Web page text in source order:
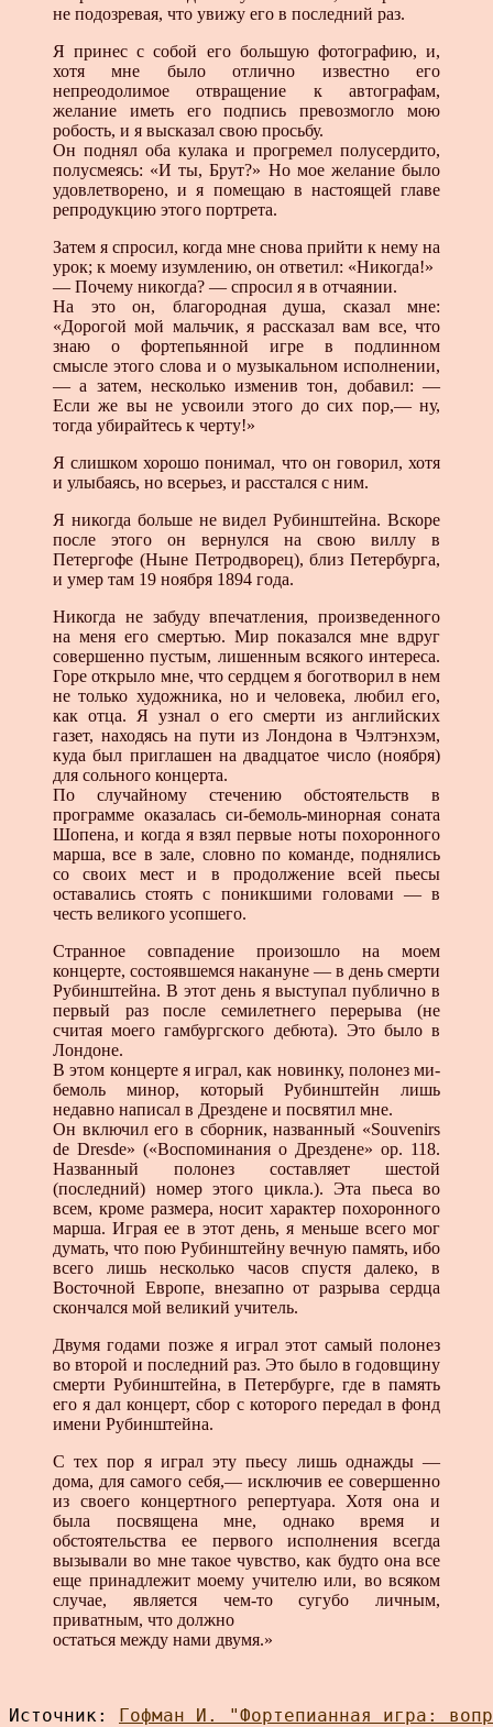
не подозревая, что увижу его в последний раз.
Я принес с собой его большую фотографию, и,
хотя мне было отлично известно его
непреодолимое отвращение к автографам,
желание иметь его подпись превозмогло мою
робость, и я высказал свою просьбу.
Он поднял оба кулака и прогремел полусердито,
полусмеясь: «И ты, Брут?» Но мое желание было
удовлетворено, и я помещаю в настоящей главе
репродукцию этого портрета.
Затем я спросил, когда мне снова прийти к нему на
урок; к моему изумлению, он ответил: «Никогда!»
— Почему никогда? — спросил я в отчаянии.
На это он, благородная душа, сказал мне:
«Дорогой мой мальчик, я рассказал вам все, что
знаю о фортепьянной игре в подлинном
смысле этого слова и о музыкальном исполнении,
— а затем, несколько изменив тон, добавил: —
Если же вы не усвоили этого до сих пор,— ну,
тогда убирайтесь к черту!»
Я слишком хорошо понимал, что он говорил, хотя
и улыбаясь, но всерьез, и расстался с ним.
Я никогда больше не видел Рубинштейна. Вскоре
после этого он вернулся на свою виллу в
Петергофе (Ныне Петродворец), близ Петербурга,
и умер там 19 ноября 1894 года.
Никогда не забуду впечатления, произведенного
на меня его смертью. Мир показался мне вдруг
совершенно пустым, лишенным всякого интереса.
Горе открыло мне, что сердцем я боготворил в нем
не только художника, но и человека, любил его,
как отца. Я узнал о его смерти из английских
газет, находясь на пути из Лондона в Чэлтэнхэм,
куда был приглашен на двадцатое число (ноября)
для сольного концерта.
По случайному стечению обстоятельств в
программе оказалась си-бемоль-минорная соната
Шопена, и когда я взял первые ноты похоронного
марша, все в зале, словно по команде, поднялись
со своих мест и в продолжение всей пьесы
оставались стоять с поникшими головами — в
честь великого усопшего.
Странное совпадение произошло на моем
концерте, состоявшемся накануне — в день смерти
Рубинштейна. В этот день я выступал публично в
первый раз после семилетнего перерыва (не
считая моего гамбургского дебюта). Это было в
Лондоне.
В этом концерте я играл, как новинку, полонез ми-
бемоль минор, который Рубинштейн лишь
недавно написал в Дрездене и посвятил мне.
Он включил его в сборник, названный «Souvenirs
de Dresde» («Воспоминания о Дрездене» ор. 118.
Названный полонез составляет шестой
(последний) номер этого цикла.). Эта пьеса во
всем, кроме размера, носит характер похоронного
марша. Играя ее в этот день, я меньше всего мог
думать, что пою Рубинштейну вечную память, ибо
всего лишь несколько часов спустя далеко, в
Восточной Европе, внезапно от разрыва сердца
скончался мой великий учитель.
Двумя годами позже я играл этот самый полонез
во второй и последний раз. Это было в годовщину
смерти Рубинштейна, в Петербурге, где в память
его я дал концерт, сбор с которого передал в фонд
имени Рубинштейна.
С тех пор я играл эту пьесу лишь однажды —
дома, для самого себя,— исключив ее совершенно
из своего концертного репертуара. Хотя она и
была посвящена мне, однако время и
обстоятельства ее первого исполнения всегда
вызывали во мне такое чувство, как будто она все
еще принадлежит моему учителю или, во всяком
случае, является чем-то сугубо личным,
приватным, что должно
остаться между нами двумя.»
Источник: